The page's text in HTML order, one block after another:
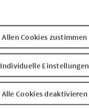
Koppler Moor
Alle Cookies deaktivieren
Individuelle Einstellungen
Allen Cookies zustimmen